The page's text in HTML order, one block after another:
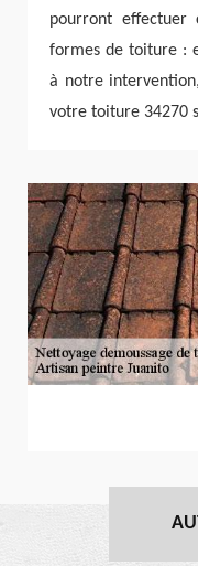
pourront effectuer
formes de toiture :
à notre
votre toiture 34270